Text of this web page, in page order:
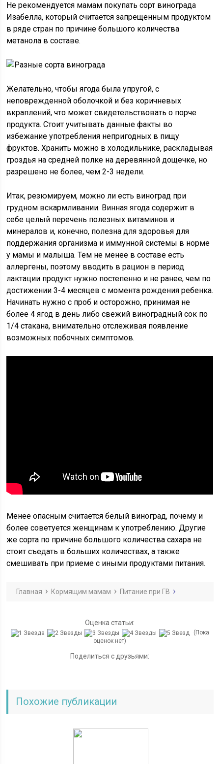
Не рекомендуется мамам покупать сорт винограда
Изабелла, который считается запрещенным продуктом
в ряде стран по причине большого количества
метанола в составе.
Желательно, чтобы ягода была упругой, с
неповрежденной оболочкой и без коричневых
вкраплений, что может свидетельствовать о порче
продукта. Стоит учитывать данные факты во
избежание употребления непригодных в пищу
фруктов. Хранить можно в холодильнике, раскладывая
гроздья на средней полке на деревянной дощечке, но
разрешено не более, чем 2-3 недели.
Итак, резюмируем, можно ли есть виноград при
грудном вскармливании. Винная ягода содержит в
себе целый перечень полезных витаминов и
минералов и, конечно, полезна для здоровья для
поддержания организма и иммунной системы в норме
у мамы и малыша. Тем не менее в составе есть
аллергены, поэтому вводить в рацион в период
лактации продукт нужно постепенно и не ранее, чем по
достижении 3-4 месяцев с момента рождения ребенка.
Начинать нужно с проб и осторожно, принимая не
более 4 ягод в день либо свежий виноградный сок по
1/4 стакана, внимательно отслеживая появление
возможных побочных симптомов.
Менее опасным считается белый виноград, почему и
более советуется женщинам к употреблению. Другие
же сорта по причине большого количества сахара не
стоит съедать в больших количествах, а также
смешивать при приеме с иными продуктами питания.
Главная Кормящим мамам Питание при ГВ
Оценка статьи:
(Пока
оценок нет)
Поделиться с друзьями:
Похожие публикации